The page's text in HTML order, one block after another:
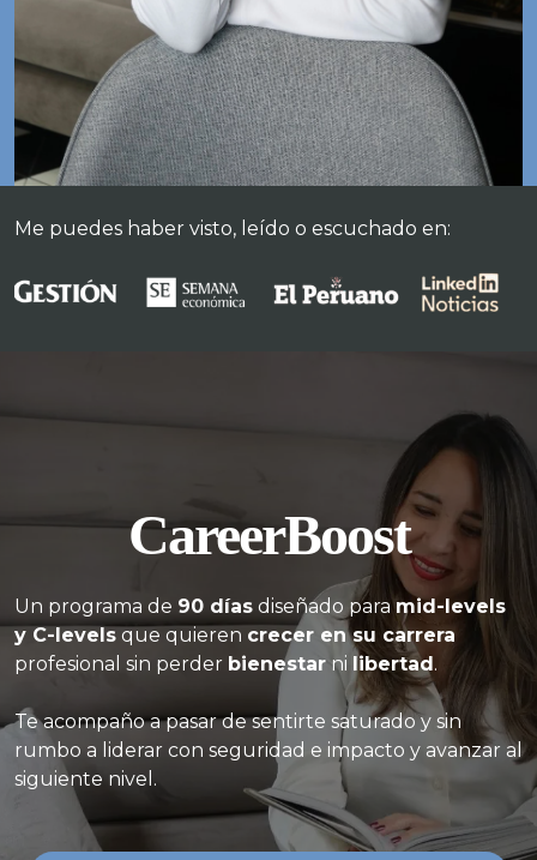
Me puedes haber visto, leído o escuchado en:
CareerBoost
Un programa de 90 días diseñado paramid-levels
y C-levels que quieren crecer en su carrera
profesional sin perder bienestar ni libertad.
Te acompaño a pasar de sentirte saturado y sin
rumbo a liderar con seguridad e impacto y avanzar al
siguiente nivel.